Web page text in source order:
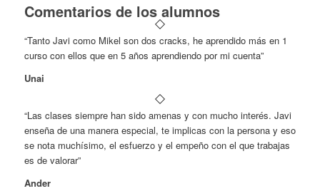
Comentarios de los alumnos
“Tanto Javi como Mikel son dos cracks, he aprendido más en 1
curso con ellos que en 5 años aprendiendo por mi cuenta”
Unai
“Las clases siempre han sido amenas y con mucho interés. Javi
enseña de una manera especial, te implicas con la persona y eso
se nota muchísimo, el esfuerzo y el empeño con el que trabajas
es de valorar”
Ander